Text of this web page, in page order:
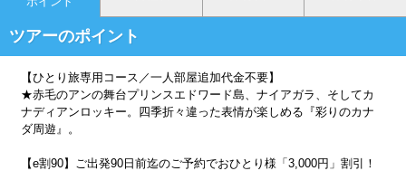
ツアーのポイント
【ひとり旅専用コース／一人部屋追加代金不要】
★赤毛のアンの舞台プリンスエドワード島、ナイアガラ、そしてカ
ナディアンロッキー。四季折々違った表情が楽しめる『彩りのカナ
ダ周遊』。
【e割90】ご出発90日前迄のご予約でおひとり様「3,000円」割引！